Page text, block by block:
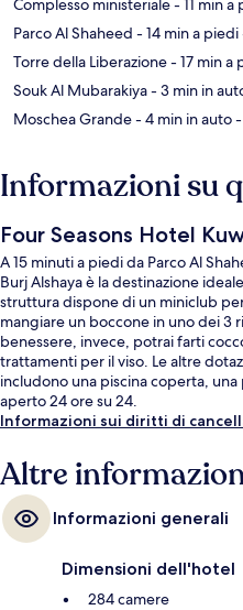
Complesso ministeriale- 11 min a
Parco Al Shaheed - 14 min a piedi
Torre della Liberazione- 17 min a
Souk Al Mubarakiya- 3 min in
Moschea Grande- 4 min in auto
Informazioni su
Four Seasons Hotel
A 15 minuti a piedi da Parco Al
Burj Alshaya è la destinazione
struttura dispone di un miniclub
mangiare un boccone in uno dei 3
benessere, invece, potrai farti
trattamenti per il viso. Le altre
includono una piscina coperta,
aperto 24 ore su 24.
Informazioni sui diritti di
Altre
Informazioni generali
Dimensioni dell'hotel
284 camere